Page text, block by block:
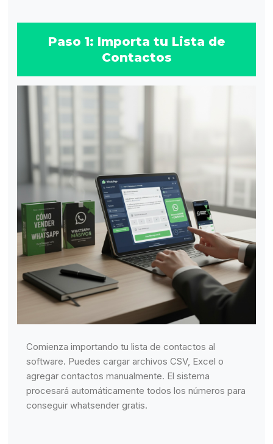
Paso 1: Importa tu Lista de
Contactos
Comienza importando tu lista de contactos al
software. Puedes cargar archivos CSV, Excel o
agregar contactos manualmente. El sistema
procesará automáticamente todos los números para
conseguir whatsender gratis.